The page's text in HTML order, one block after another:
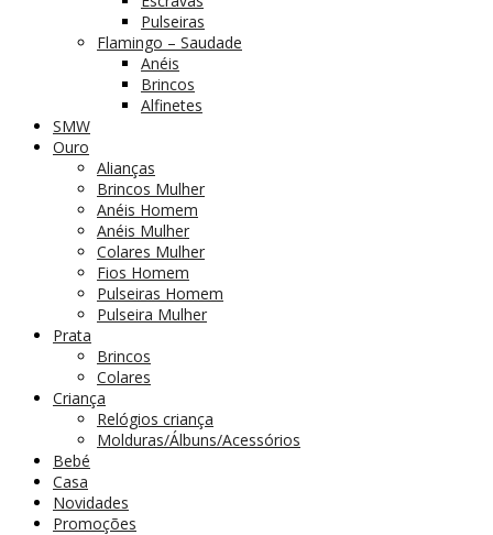
Pulseiras
Flamingo – Saudade
Anéis
Brincos
Alfinetes
SMW
Ouro
Alianças
Brincos Mulher
Anéis Homem
Anéis Mulher
Colares Mulher
Fios Homem
Pulseiras Homem
Pulseira Mulher
Prata
Brincos
Colares
Criança
Relógios criança
Molduras/Álbuns/Acessórios
Bebé
Casa
Novidades
Promoções